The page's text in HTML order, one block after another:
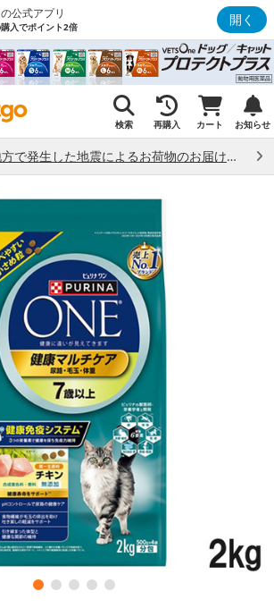
公式アプリ
入でポイント2倍 開く
検索 再購入 カート お知らせ
熊本県熊本地方で発生した地震によるお荷物のお届け状況について （7/28）